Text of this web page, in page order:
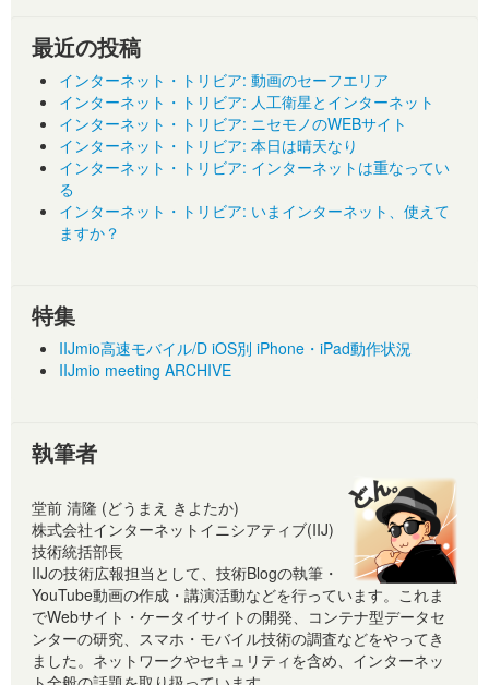
最近の投稿
インターネット・トリビア: 動画のセーフエリア
インターネット・トリビア: 人工衛星とインターネット
インターネット・トリビア: ニセモノのWEBサイト
インターネット・トリビア: 本日は晴天なり
インターネット・トリビア: インターネットは重なってい
る
インターネット・トリビア: いまインターネット、使えて
ますか？
特集
IIJmio高速モバイル/D iOS別 iPhone・iPad動作状況
IIJmio meeting ARCHIVE
執筆者
堂前 清隆 (どうまえ きよたか)
株式会社インターネットイニシアティブ(IIJ)
技術統括部長
IIJの技術広報担当として、技術Blogの執筆・
YouTube動画の作成・講演活動などを行っています。これま
でWebサイト・ケータイサイトの開発、コンテナ型データセ
ンターの研究、スマホ・モバイル技術の調査などをやってき
ました。ネットワークやセキュリティを含め、インターネッ